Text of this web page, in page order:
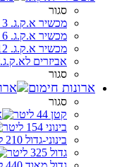
סגור
מכשיר א.ק.ג. 3 ערוצים
מכשיר א.ק.ג. 6 ערוצים
מכשיר א.ק.ג. 12 ערוצים
אביזרים לא.ק.ג.
סגור
ארונות חימום
סגור
קטן 44 ליטר
בינוני 154 ליטר
בינוני-גדול 210 ליטר
גדול 325 ליטר